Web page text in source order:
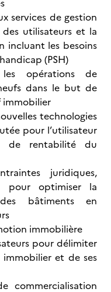
services de gestion
utilisateurs et la
incluant les besoins
(PSH)
opérations de
dans le but de
immobilier
technologies
pour l’utilisateur
de rentabilité du
juridiques,
pour optimiser la
bâtiments en
immobilière
pour délimiter
immobilier et de ses
commercialisation